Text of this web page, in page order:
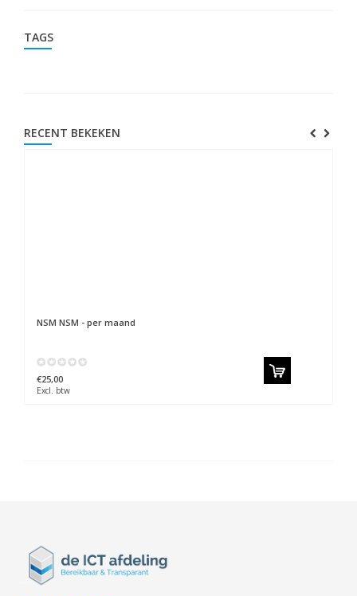
TAGS
RECENT BEKEKEN
NSM NSM - per maand
€25,00
Excl. btw